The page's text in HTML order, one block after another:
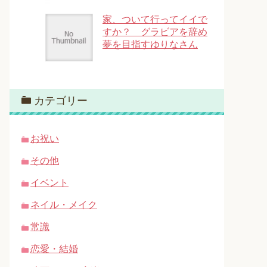
家、ついて行ってイイで
すか？ グラビアを辞め
夢を目指すゆりなさん
カテゴリー
お祝い
その他
イベント
ネイル・メイク
常識
恋愛・結婚